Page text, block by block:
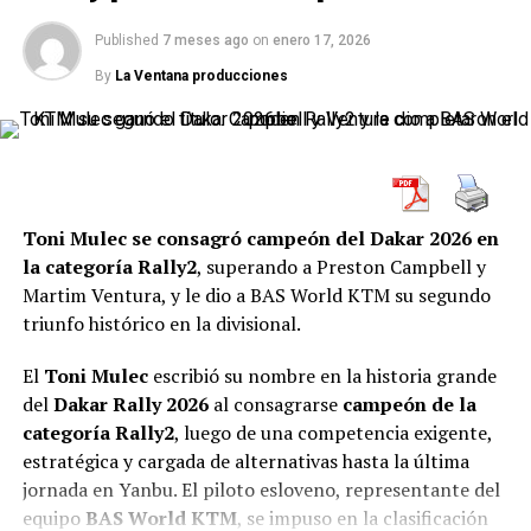
también un fuerte saldo salteño, conLuciano
Benavidescuarto en motos yKevin Benavides
terrenos de enorme exigencia, paisajes de la región
cuyana y una presencia multitudinaria de fanáticos
tanto en los tramos como en los bivouacs. Según la
información de carrera, la prueba tuvo como cabeceras
aSan JuanySan Rafael , con un recorrido total de
2.939 kilómetros, de los cuales1.522 fueron
La definición confirmó la magnitud de una edición que
se presentó como una de las más fuertes de los últimos
años. En la previa, la carrera ya había marcado un
registro histórico con151 inscriptos y una grilla
internacional de primer nivel, pero el desarrollo
Published 7 meses ago on enero 17, 2026
By La Ventana producciones
Toni Mulec se consagró campeón del Dakar 2026 en
la categoría Rally2, superando a Preston Campbell y
Martim Ventura, y le dio a BAS World KTM su segundo
triunfo histórico en la divisional.
El Toni Mulecescribió su nombre en la historia grande
delDakar Rally 2026al consagrarse campeón de la
categoría Rally2, luego de una competencia exigente,
estratégica y cargada de alternativas hasta la última
jornada en Yanbu. El piloto esloveno, representante del
equipo BAS World KTM, se impuso en la clasificación